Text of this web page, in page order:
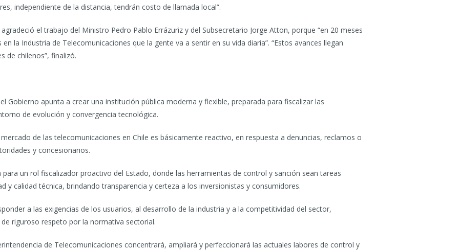
independiente de la distancia, tendrán costo de llamada local”.
el trabajo del Ministro Pedro Pablo Errázuriz y del Subsecretario Jorge Atton, porque “en 20 meses
la Industria de Telecomunicaciones que la gente va a sentir en su vida diaria”. “Estos avances llegan
de chilenos”, finalizó.
Gobierno apunta a crear una institución pública moderna y flexible, preparada para fiscalizar las
de evolución y convergencia tecnológica.
de las telecomunicaciones en Chile es básicamente reactivo, en respuesta a denuncias, reclamos o
y concesionarios.
un rol fiscalizador proactivo del Estado, donde las herramientas de control y sanción sean tareas
y calidad técnica, brindando transparencia y certeza a los inversionistas y consumidores.
a las exigencias de los usuarios, al desarrollo de la industria y a la competitividad del sector,
riguroso respeto por la normativa sectorial.
de Telecomunicaciones concentrará, ampliará y perfeccionará las actuales labores de control y